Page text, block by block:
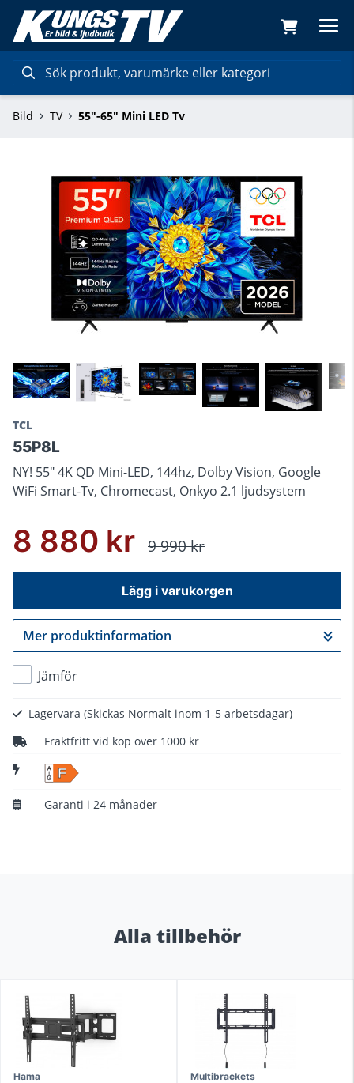
Bild TV 55"-65" Mini LED Tv
TCL
55P8L
NY! 55" 4K QD Mini-LED, 144hz, Dolby Vision, Google
WiFi Smart-Tv, Chromecast, Onkyo 2.1 ljudsystem
8 880 kr 9 990 kr
Lägg i varukorgen
Gå till kassan
Mer produktinformation
Jämför
Lagervara (Skickas Normalt inom 1-5 arbetsdagar)
Fraktfritt vid köp över 1000 kr
F
Garanti i 24 månader
Alla tillbehör
Hama Multibrackets